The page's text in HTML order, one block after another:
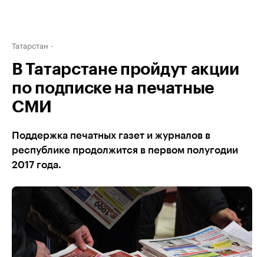
Татарстан
В Татарстане пройдут акции
по подписке на печатные
СМИ
Поддержка печатных газет и журналов в
республике продолжится в первом полугодии
2017 года.